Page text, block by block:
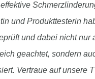
und Produkttesterin
und dabei nicht nur
geachtet, sondern
Vertraue auf unsere